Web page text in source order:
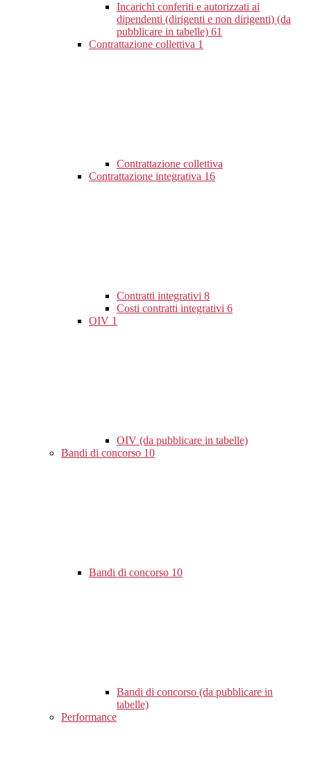
Incarichi conferiti e autorizzati ai
dipendenti (dirigenti e non dirigenti) (da
pubblicare in tabelle) 61
Contrattazione collettiva 1
Contrattazione collettiva
Contrattazione integrativa 16
Contratti integrativi 8
Costi contratti integrativi 6
OIV 1
OIV (da pubblicare in tabelle)
Bandi di concorso 10
Bandi di concorso 10
Bandi di concorso (da pubblicare in
tabelle)
Performance